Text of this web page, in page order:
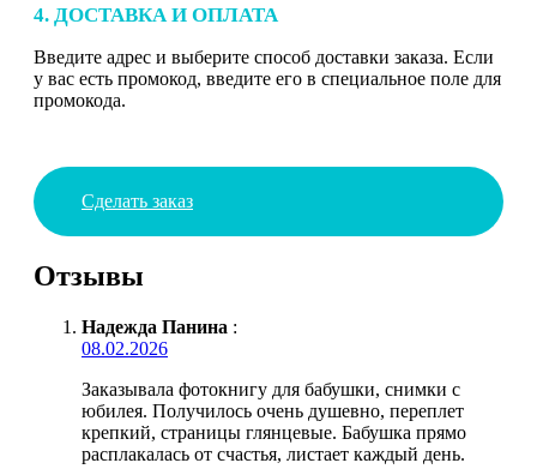
4. ДОСТАВКА И ОПЛАТА
Введите адрес и выберите способ доставки заказа. Если
у вас есть промокод, введите его в специальное поле для
промокода.
Сделать заказ
Отзывы
Надежда Панина :
08.02.2026
Заказывала фотокнигу для бабушки, снимки с
юбилея. Получилось очень душевно, переплет
крепкий, страницы глянцевые. Бабушка прямо
расплакалась от счастья, листает каждый день.